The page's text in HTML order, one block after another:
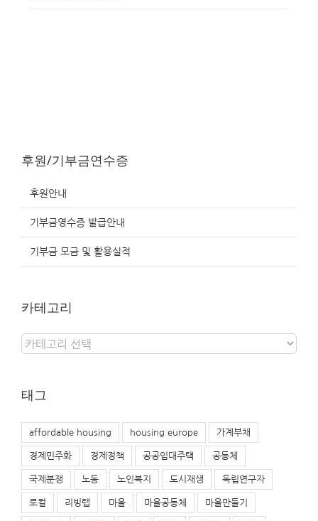
후원/기부금연수증
후원안내
기부금영수증 발급안내
기부금 모금 및 활용실적
카테고리
카
테
태그
affordable housing housing europe 가계부채
경제민주화 경제정책 공공임대주택 공동체
국제분쟁 노동 노인복지 도시재생 독립연구자
로컬 리빙랩 마을 마을공동체 마을만들기